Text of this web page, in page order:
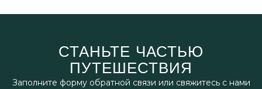
СТАНЬТЕ ЧАСТЬЮ
ПУТЕШЕСТВИЯ
Заполните форму обратной связи или свяжитесь с нами